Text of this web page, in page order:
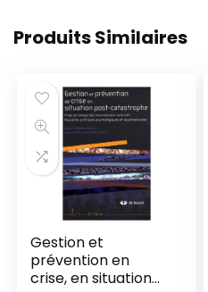
Produits Similaires
Gestion et
prévention en
crise, en situation